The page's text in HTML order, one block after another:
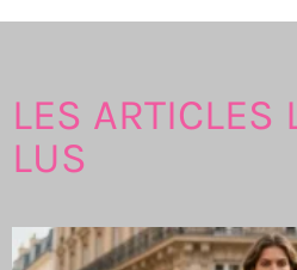
LES ARTICLES
LUS